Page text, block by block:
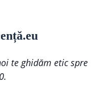
.eu
te ghidăm etic spre